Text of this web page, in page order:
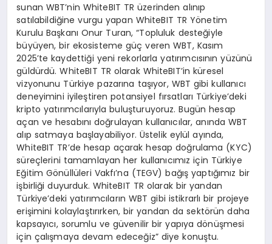
sunan WBT’nin WhiteBIT TR üzerinden alınıp
satılabildiğine vurgu yapan WhiteBIT TR Yönetim
Kurulu Başkanı Onur Turan, “Topluluk desteğiyle
büyüyen, bir ekosisteme güç veren WBT, Kasım
2025’te kaydettiği yeni rekorlarla yatırımcısının yüzünü
güldürdü. WhiteBIT TR olarak WhiteBIT’in küresel
vizyonunu Türkiye pazarına taşıyor, WBT gibi kullanıcı
deneyimini iyileştiren potansiyel fırsatları Türkiye’deki
kripto yatırımcılarıyla buluşturuyoruz. Bugün hesap
açan ve hesabını doğrulayan kullanıcılar, anında WBT
alıp satmaya başlayabiliyor. Üstelik eylül ayında,
WhiteBIT TR’de hesap açarak hesap doğrulama (KYC)
süreçlerini tamamlayan her kullanıcımız için Türkiye
Eğitim Gönüllüleri Vakfı’na (TEGV) bağış yaptığımız bir
işbirliği duyurduk. WhiteBIT TR olarak bir yandan
Türkiye’deki yatırımcıların WBT gibi istikrarlı bir projeye
erişimini kolaylaştırırken, bir yandan da sektörün daha
kapsayıcı, sorumlu ve güvenilir bir yapıya dönüşmesi
için çalışmaya devam edeceğiz” diye konuştu.